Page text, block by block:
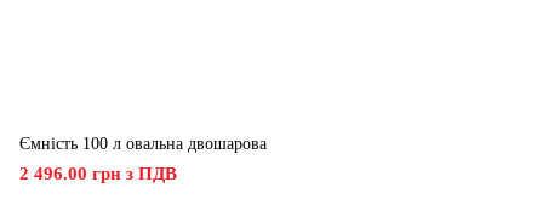
Ємність 100 л овальна двошарова
2 496.00 грн з ПДВ